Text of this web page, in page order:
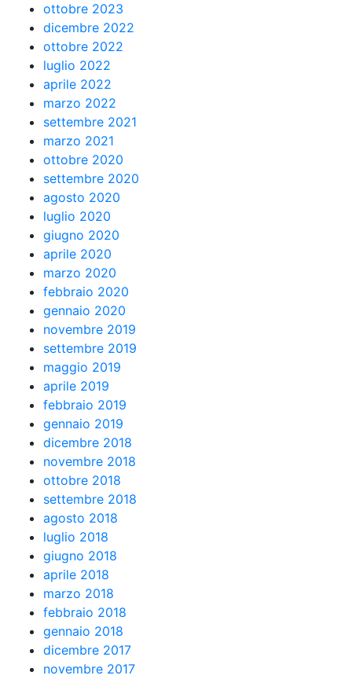
ottobre 2023
dicembre 2022
ottobre 2022
luglio 2022
aprile 2022
marzo 2022
settembre 2021
marzo 2021
ottobre 2020
settembre 2020
agosto 2020
luglio 2020
giugno 2020
aprile 2020
marzo 2020
febbraio 2020
gennaio 2020
novembre 2019
settembre 2019
maggio 2019
aprile 2019
febbraio 2019
gennaio 2019
dicembre 2018
novembre 2018
ottobre 2018
settembre 2018
agosto 2018
luglio 2018
giugno 2018
aprile 2018
marzo 2018
febbraio 2018
gennaio 2018
dicembre 2017
novembre 2017